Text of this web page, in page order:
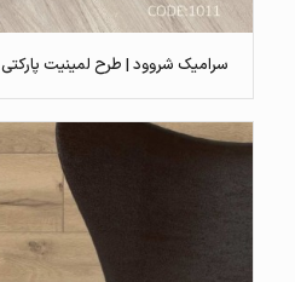
سرامیک شروود | طرح لمینیت پارکتی